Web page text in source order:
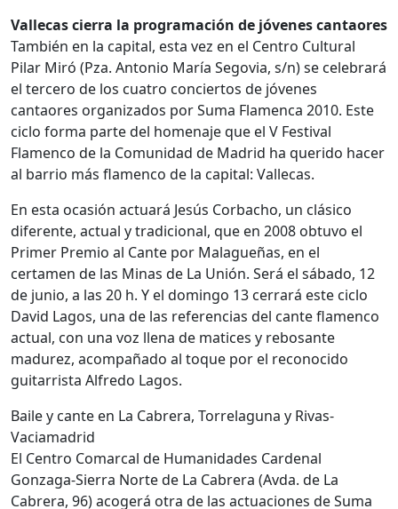
Vallecas cierra la programación de jóvenes cantaores
También en la capital, esta vez en el Centro Cultural
Pilar Miró (Pza. Antonio María Segovia, s/n) se celebrará
el tercero de los cuatro conciertos de jóvenes
cantaores organizados por Suma Flamenca 2010. Este
ciclo forma parte del homenaje que el V Festival
Flamenco de la Comunidad de Madrid ha querido hacer
al barrio más flamenco de la capital: Vallecas.
En esta ocasión actuará Jesús Corbacho, un clásico
diferente, actual y tradicional, que en 2008 obtuvo el
Primer Premio al Cante por Malagueñas, en el
certamen de las Minas de La Unión. Será el sábado, 12
de junio, a las 20 h. Y el domingo 13 cerrará este ciclo
David Lagos, una de las referencias del cante flamenco
actual, con una voz llena de matices y rebosante
madurez, acompañado al toque por el reconocido
guitarrista Alfredo Lagos.
Baile y cante en La Cabrera, Torrelaguna y Rivas-
Vaciamadrid
El Centro Comarcal de Humanidades Cardenal
Gonzaga-Sierra Norte de La Cabrera (Avda. de La
Cabrera, 96) acogerá otra de las actuaciones de Suma